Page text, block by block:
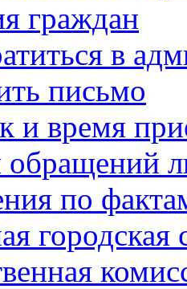
граждан
в
письмо
и время
по
городская